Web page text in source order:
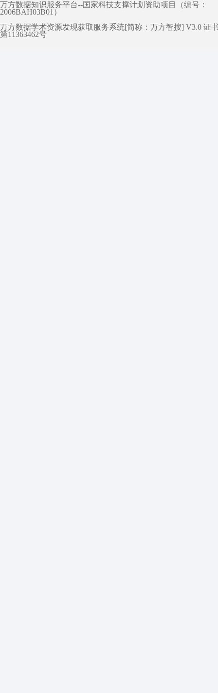
万方数据知识服务平台--国家科技支撑计划资助项目（编号：
2006BAH03B01）
万方数据学术资源发现获取服务系统[简称：万方智搜] V3.0 证
第11363462号